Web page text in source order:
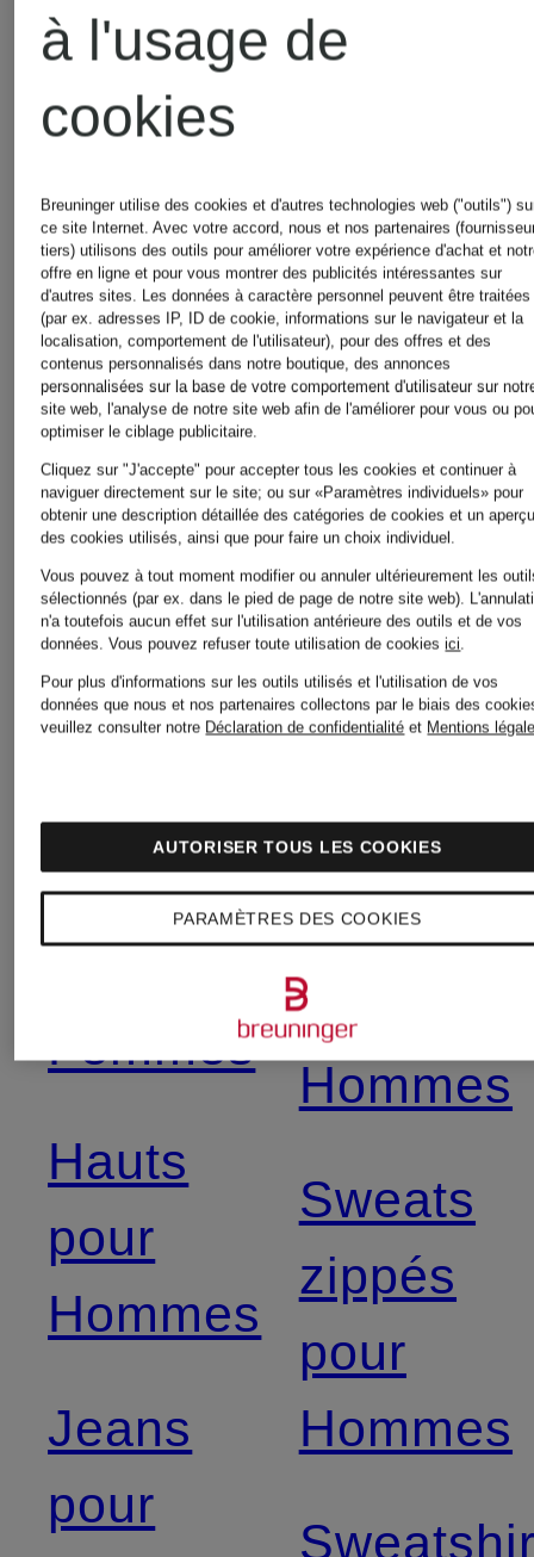
Combinaisons
pour Femmes
Costumes
de
mariage
pour
Hommes
Costumes
pour
Dessous
Femmes
Hauts
pour
Hommes
Jeans
pour
Femmes
Sneakers
pour
Femmes
Sneakers
pour
Femmes
en solde
Sneakers
pour
Hommes
Sweats
zippés
pour
Hommes
à l'usage de
cookies
Breuninger utilise des cookies et d'autres technologies web ("outils")
ce site Internet. Avec votre accord, nous et nos partenaires
tiers) utilisons des outils pour améliorer votre expérience d'achat et
offre en ligne et pour vous montrer des publicités intéressantes sur
d'autres sites. Les données à caractère personnel peuvent être traitées
(par ex. adresses IP, ID de cookie, informations sur le navigateur et la
localisation, comportement de l'utilisateur), pour des offres et des
contenus personnalisés dans notre boutique, des annonces
personnalisées sur la base de votre comportement d'utilisateur sur
site web, l'analyse de notre site web afin de l'améliorer pour vous ou
optimiser le ciblage publicitaire.
Cliquez sur "J'accepte" pour accepter tous les cookies et continuer à
naviguer directement sur le site; ou sur «Paramètres individuels» pour
obtenir une description détaillée des catégories de cookies et un
des cookies utilisés, ainsi que pour faire un choix individuel.
Vous pouvez à tout moment modifier ou annuler ultérieurement les
sélectionnés (par ex. dans le pied de page de notre site web).
n'a toutefois aucun effet sur l'utilisation antérieure des outils et de vos
données.Vous pouvez refuser toute utilisation de cookiesici.
Pour plus d'informations sur les outils utilisés et l'utilisation de vos
données que nous et nos partenaires collectons par le biais des
veuillez consulter notre Déclaration de confidentialité et Mentions
PARAMÈTRES DES COOKIES
AUTORISER TOUS LES COOKIES